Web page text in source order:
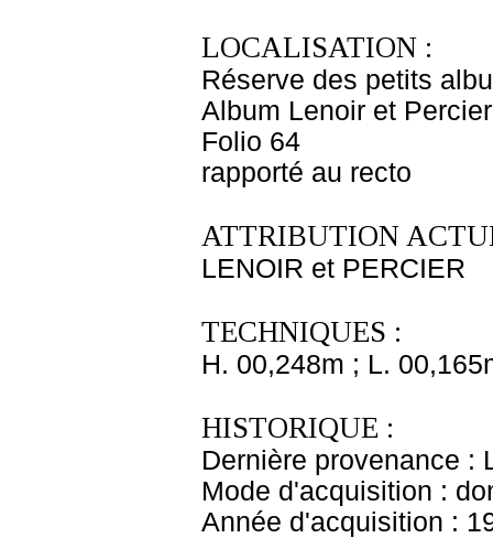
LOCALISATION :
Réserve des petits
Album Lenoir et Percier
Folio 64
rapporté au recto
ATTRIBUTION
LENOIR et PERCIER
TECHNIQUES :
H. 00,248m ; L.
HISTORIQUE :
Dernière provenance :
Mode d'acquisition :
Année d'acquisition :